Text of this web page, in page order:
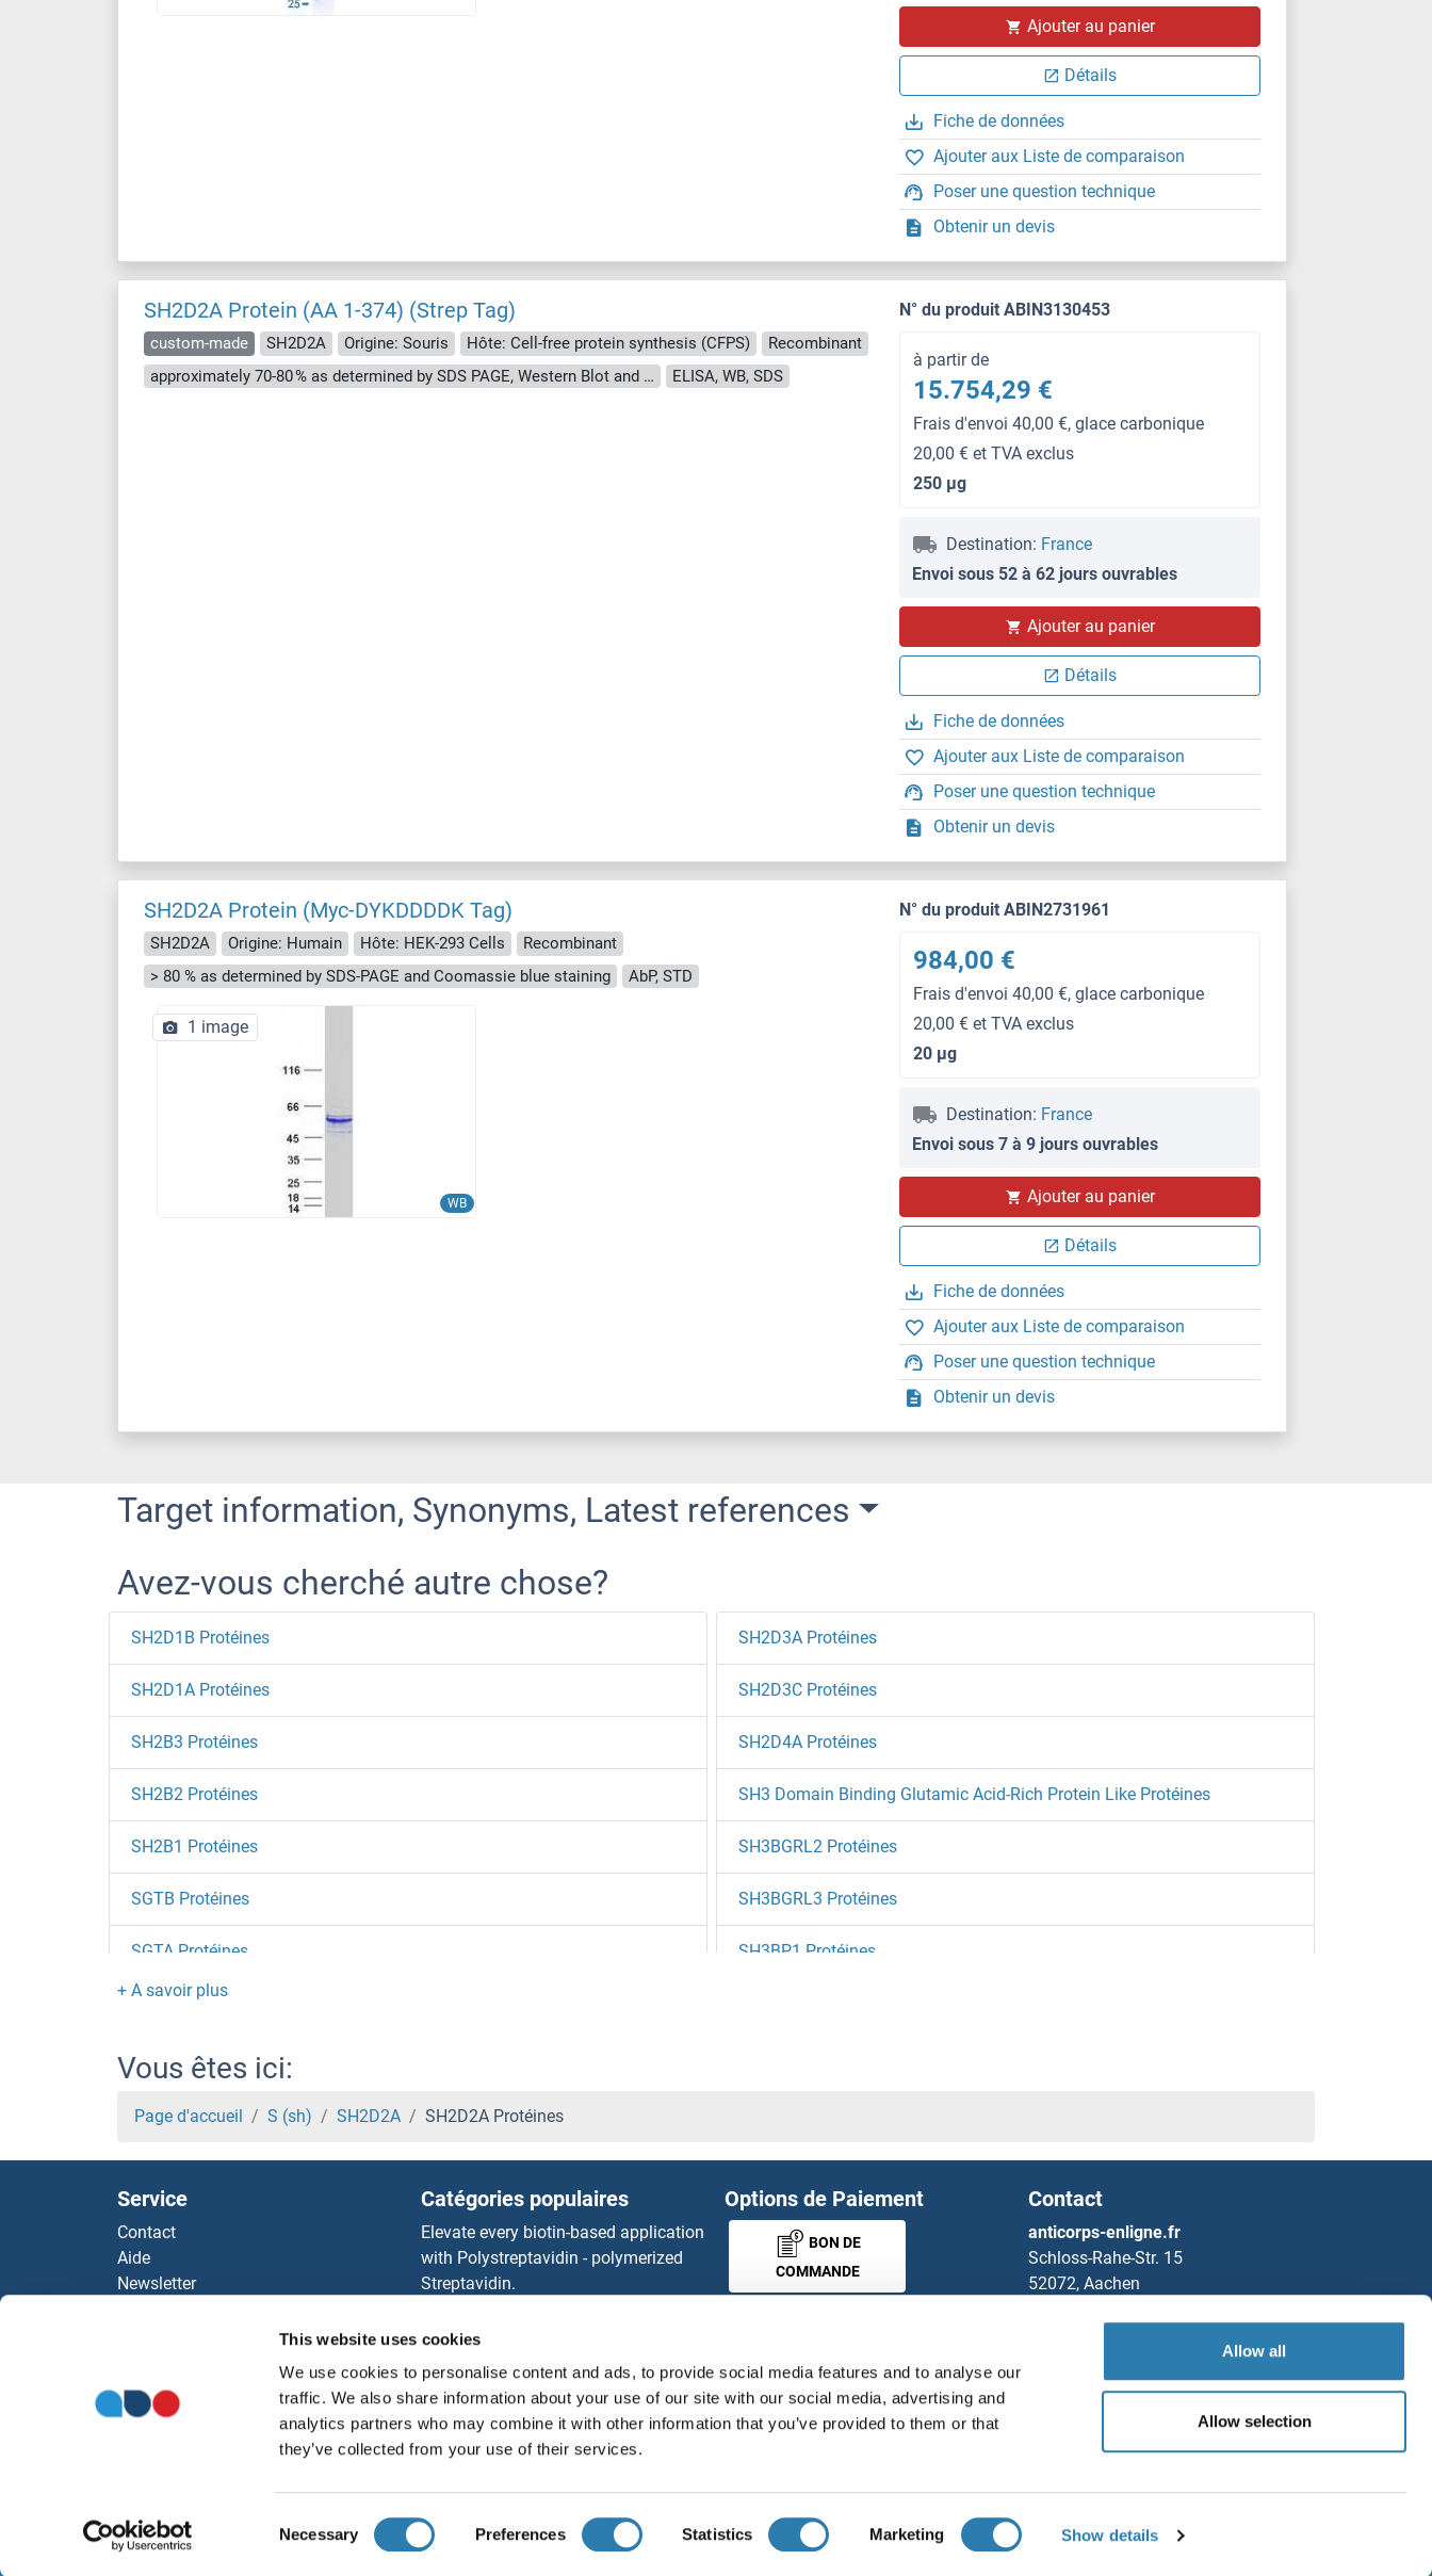
This website uses cookies
We use cookies to personalise content and ads, to provide social media features and to analyse our
traffic. We also share information about your use of our site with our social media, advertising and
analytics partners who may combine it with other information that you’ve provided to them or that
they’ve collected from your use of their services.
Selection
Necessary Preferences Statistics Marketing Show details
Allow all
Allow selection
Ajouter au panier
Détails
Fiche de données
Ajouter aux Liste de comparaison
Poser une question technique
Obtenir un devis
SH2D2A Protein (AA 1-374) (Strep Tag)
custom-made SH2D2A Origine: Souris Hôte: Cell-free protein synthesis (CFPS)
Recombinant
approximately 70-80 % as determined by SDS PAGE, Western Blot and analytical SEC (HPLC).
ELISA, WB, SDS
N° du produit ABIN3130453
à partir de
15.754,29 €
Frais d'envoi 40,00 €, glace carbonique
20,00 € et TVA exclus
250 μg
Destination: France
Envoi sous 52 à 62 jours ouvrables
Ajouter au panier
Détails
Fiche de données
Ajouter aux Liste de comparaison
Poser une question technique
Obtenir un devis
SH2D2A Protein (Myc-DYKDDDDK Tag)
SH2D2A Origine: Humain Hôte: HEK-293 Cells
Recombinant
> 80 % as determined by SDS-PAGE and Coomassie blue staining
AbP, STD
WB
1 image
N° du produit ABIN2731961
984,00 €
Frais d'envoi 40,00 €, glace carbonique
20,00 € et TVA exclus
20 μg
Destination: France
Envoi sous 7 à 9 jours ouvrables
Ajouter au panier
Détails
Fiche de données
Ajouter aux Liste de comparaison
Poser une question technique
Obtenir un devis
Target information, Synonyms, Latest references
Avez-vous cherché autre chose?
SH2D1B Protéines
SH2D1A Protéines
SH2B3 Protéines
SH2B2 Protéines
SH2B1 Protéines
SGTB Protéines
SGTA Protéines
SGSM3 Protéines
SGSH Protéines
SGPP2 Protéines
SGPP1 Protéines
SGPL1 Protéines
SGK3 Protéines
SGF29 Protéines
SGCG Protéines
SH2D3A Protéines
SH2D3C Protéines
SH2D4A Protéines
SH3 Domain Binding Glutamic Acid-Rich Protein Like Protéines
SH3BGRL2 Protéines
SH3BGRL3 Protéines
SH3BP1 Protéines
SH3D19 Protéines
SH3G2 Protéines
SH3GL1 Protéines
SH3GLB1 Protéines
SH3GLB2 Protéines
SH3PXD2B Protéines
Vous êtes ici:
Page d'accueil S (sh) SH2D2A SH2D2A Protéines
Service
Contact
Aide
Newsletter
Catégories populaires
Elevate every biotin-based application
with Polystreptavidin - polymerized
Streptavidin.
Rabbit RFP Antibody
ELISA Kits
antibodies online purchase process
Nos distributeurs
Options de Paiement
BON DE
COMMANDE
Contact
anticorps-enligne.fr
Schloss-Rahe-Str. 15
52072, Aachen
+49 (0)241 95 163 153
+49 (0)241 95 163 155
Rockland Immunochemicals, Inc.
France
Sauvegarder / Partager